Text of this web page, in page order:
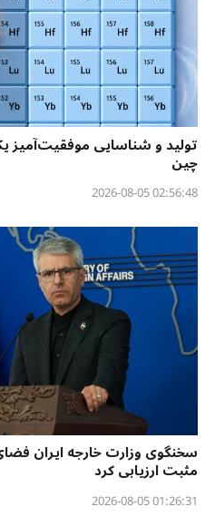
تولید و شناسایی
چین
02:56:48 2026-08-05
سخنگوی وزارت خارجه ایران
مثبت ارزیابی کرد
01:26:31 2026-08-05